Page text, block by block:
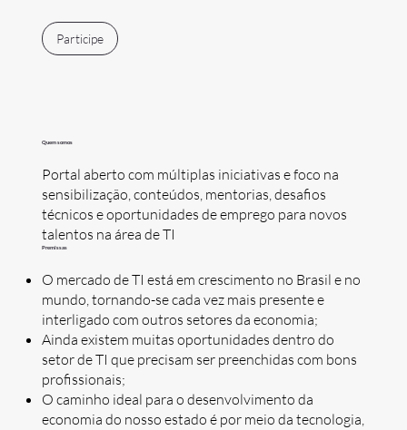
Participe
Quem somos
Portal aberto com múltiplas iniciativas e foco na
sensibilização, conteúdos, mentorias, desafios
técnicos e oportunidades de emprego para novos
talentos na área de TI
Premissas
O mercado de TI está em crescimento no Brasil e no
mundo, tornando-se cada vez mais presente e
interligado com outros setores da economia;
Ainda existem muitas oportunidades dentro do
setor de TI que precisam ser preenchidas com bons
profissionais;
O caminho ideal para o desenvolvimento da
economia do nosso estado é por meio da tecnologia,